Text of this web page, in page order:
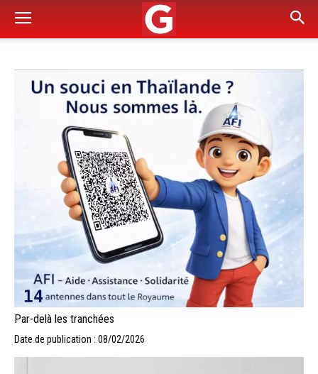
Par-delà les tranchées
Date de publication : 08/02/2026